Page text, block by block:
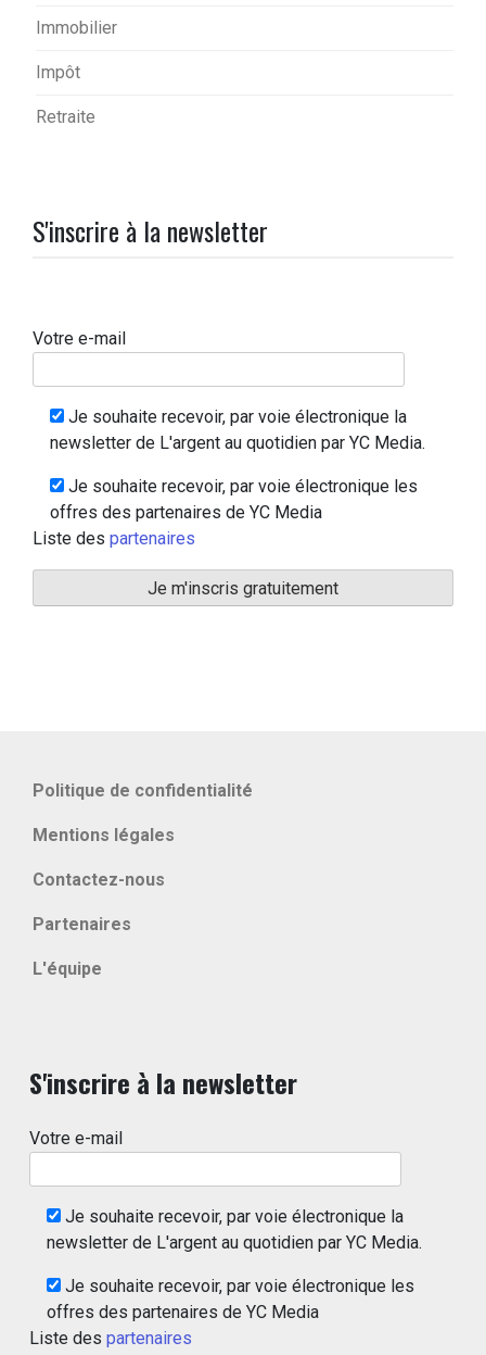
Immobilier
Impôt
Retraite
S'inscrire à la newsletter
Votre e-mail
Je souhaite recevoir, par voie électronique la
newsletter de L'argent au quotidien par YC Media.
Je souhaite recevoir, par voie électronique les
offres des partenaires de YC Media
Liste des partenaires
Politique de confidentialité
Mentions légales
Contactez-nous
Partenaires
L'équipe
S'inscrire à la newsletter
Votre e-mail
Je souhaite recevoir, par voie électronique la
newsletter de L'argent au quotidien par YC Media.
Je souhaite recevoir, par voie électronique les
offres des partenaires de YC Media
Liste des partenaires